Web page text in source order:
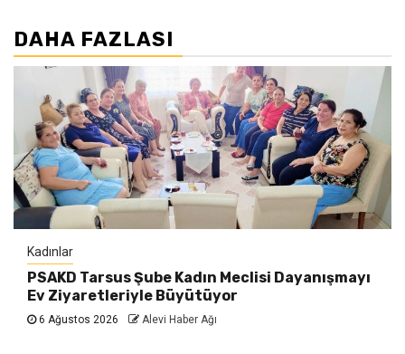
DAHA FAZLASI
Kadınlar
PSAKD Tarsus Şube Kadın Meclisi Dayanışmayı
Ev Ziyaretleriyle Büyütüyor
6 Ağustos 2026 Alevi Haber Ağı